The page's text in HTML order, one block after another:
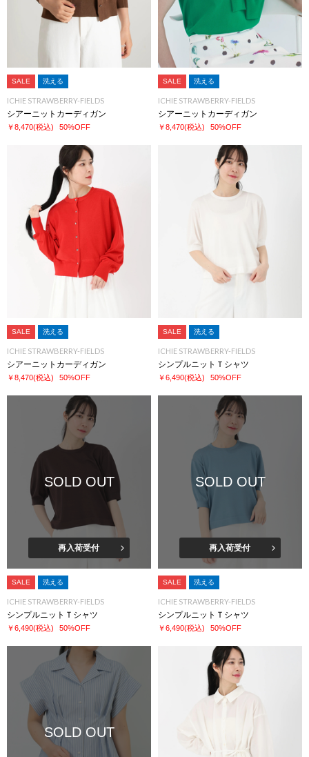
SALE 洗える
ICHIE STRAWBERRY-FIELDS
シアーニットカーディガン
￥8,470(税込) 50%OFF
SALE 洗える
ICHIE STRAWBERRY-FIELDS
シアーニットカーディガン
￥8,470(税込) 50%OFF
SALE 洗える
ICHIE STRAWBERRY-FIELDS
シアーニットカーディガン
￥8,470(税込) 50%OFF
SALE 洗える
ICHIE STRAWBERRY-FIELDS
シンプルニットＴシャツ
￥6,490(税込) 50%OFF
SOLD OUT
再入荷受付
SALE 洗える
ICHIE STRAWBERRY-FIELDS
シンプルニットＴシャツ
￥6,490(税込) 50%OFF
SOLD OUT
再入荷受付
SALE 洗える
ICHIE STRAWBERRY-FIELDS
シンプルニットＴシャツ
￥6,490(税込) 50%OFF
SOLD OUT